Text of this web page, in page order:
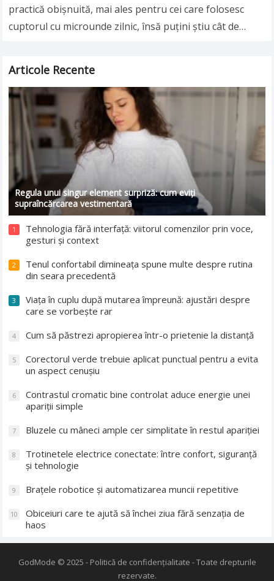
practică obişnuită, mai ales pentru cei care folosesc
cuptorul cu microunde zilnic, însă puţini ştiu cât de
Articole Recente
Regula unui singur element surpriză: cum eviți
supraîncărcarea vestimentară
1
Tehnologia fără interfață: viitorul comenzilor prin voce,
gesturi și context
2
Tenul confortabil dimineața spune multe despre rutina
din seara precedentă
3
Viața în cuplu după mutarea împreună: ajustări despre
care se vorbește rar
4 Cum să păstrezi apropierea într-o prietenie la distanță
5
Corectorul verde trebuie aplicat punctual pentru a evita
un aspect cenușiu
6
Contrastul cromatic bine controlat aduce energie unei
apariții simple
7 Bluzele cu mâneci ample cer simplitate în restul apariției
8
Trotinetele electrice conectate: între confort, siguranță
și tehnologie
9 Brațele robotice și automatizarea muncii repetitive
10
Obiceiuri care te ajută să închei ziua fără senzația de
haos
GodMode © 2025 - Politică de confidențialitate - Toate drepturile
rezervate.